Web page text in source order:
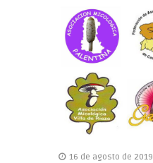
16 de agosto de 2019